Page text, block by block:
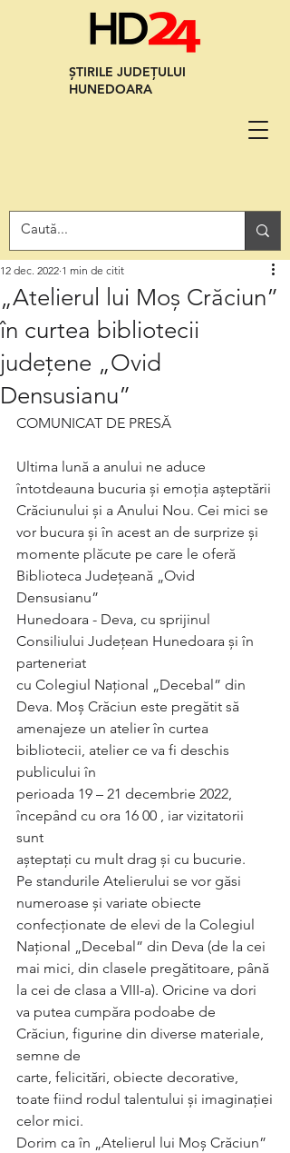
ȘTIRILE JUDEȚULUI
HUNEDOARA
„Atelierul lui Moș Crăciun”
în curtea bibliotecii
județene „Ovid
Densusianu”
12 dec. 2022 1 min de citit
COMUNICAT DE PRESĂ
Ultima lună a anului ne aduce
întotdeauna bucuria și emoția așteptării
Crăciunului și a Anului Nou. Cei mici se
vor bucura și în acest an de surprize și
momente plăcute pe care le oferă
Biblioteca Județeană „Ovid
Densusianu”
Hunedoara - Deva, cu sprijinul
Consiliului Județean Hunedoara și în
parteneriat
cu Colegiul Național „Decebal” din
Deva. Moș Crăciun este pregătit să
amenajeze un atelier în curtea
bibliotecii, atelier ce va fi deschis
publicului în
perioada 19 – 21 decembrie 2022,
începând cu ora 16 00 , iar vizitatorii
sunt
așteptați cu mult drag și cu bucurie.
Pe standurile Atelierului se vor găsi
numeroase și variate obiecte
confecționate de elevi de la Colegiul
Național „Decebal” din Deva (de la cei
mai mici, din clasele pregătitoare, până
la cei de clasa a VIII-a). Oricine va dori
va putea cumpăra podoabe de
Crăciun, figurine din diverse materiale,
semne de
carte, felicitări, obiecte decorative,
toate fiind rodul talentului și imaginației
celor mici.
Dorim ca în „Atelierul lui Moș Crăciun”